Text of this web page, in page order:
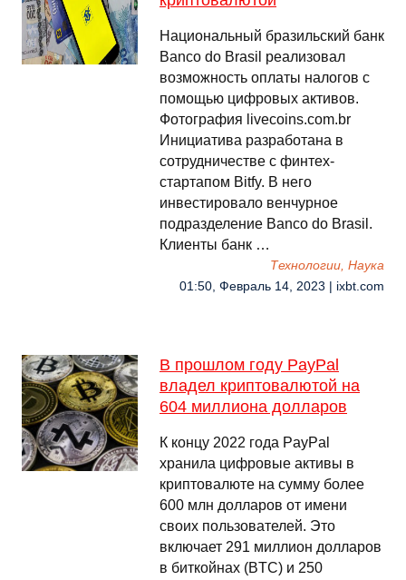
Национальный бразильский банк
Banco do Brasil реализовал
возможность оплаты налогов с
помощью цифровых активов.
Фотография livecoins.com.br
Инициатива разработана в
сотрудничестве с финтех-
стартапом Bitfy. В него
инвестировало венчурное
подразделение Banco do Brasil.
Клиенты банк …
Технологии, Наука
01:50, Февраль 14, 2023 | ixbt.com
В прошлом году PayPal
владел криптовалютой на
604 миллиона долларов
К концу 2022 года PayPal
хранила цифровые активы в
криптовалюте на сумму более
600 млн долларов от имени
своих пользователей. Это
включает 291 миллион долларов
в биткойнах (BTC) и 250